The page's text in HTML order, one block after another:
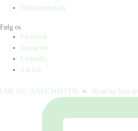
Privatlivspolitik
Følg os
Facebook
Instagram
LinkedIn
TikTok
UDE NU: ANTICHRISTIE 🔥⁠ ⁠ Hvad nu hvis